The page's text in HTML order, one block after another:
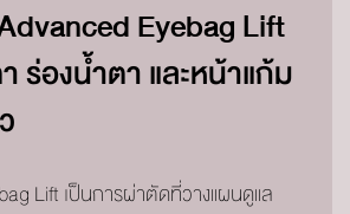
Eyebag Lift
ร่องน้ำตา และหน้าแก้ม
Lift เป็นการผ่าตัดที่วางแผนดูแล